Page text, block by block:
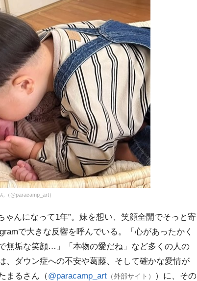
（@paracamp_art）
んになって1年”。妹を想い、笑顔全開でそっと寄
で大きな反響を呼んでいる。「心があったかく
無垢な笑顔…」「本物の愛だね」など多くの人の
、ダウン症への不安や葛藤、そして確かな愛情が
まるさん（@paracamp_art （外部サイト）
）に、その